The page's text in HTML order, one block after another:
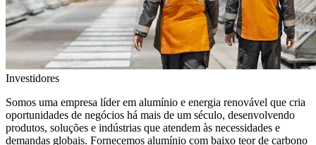
Investidores
Somos uma empresa líder em alumínio e energia renovável que cria
oportunidades de negócios há mais de um século, desenvolvendo
produtos, soluções e indústrias que atendem às necessidades e
demandas globais. Fornecemos alumínio com baixo teor de carbono